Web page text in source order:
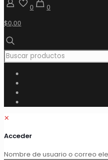
0
0
$0,00
✕
Acceder
Nombre de usuario o correo